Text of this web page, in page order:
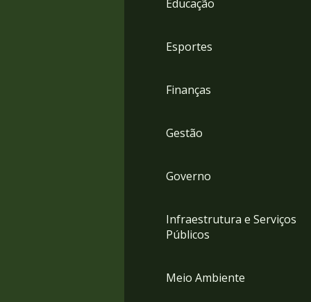
Educação
Esportes
Finanças
Gestão
Governo
Infraestrutura e Serviços
Públicos
Meio Ambiente